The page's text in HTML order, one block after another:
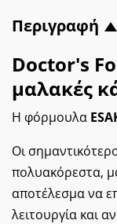
Περιγραφή
Doctor's
μαλακές
Η φόρμουλα
Οι
πολυακόρεστα,
αποτέλεσμα να
λειτουργία και